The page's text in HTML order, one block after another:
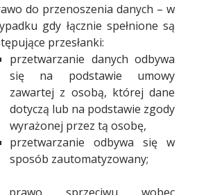
do przenoszenia danych – w
gdy łącznie spełnione są
przesłanki:
przetwarzanie danych odbywa
się na podstawie umowy
zawartej z osobą, której dane
dotyczą lub na podstawie zgody
wyrażonej przez tą osobę,
przetwarzanie odbywa się w
sposób zautomatyzowany;